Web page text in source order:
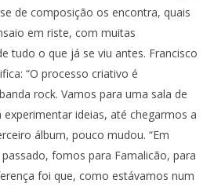
de composição os encontra, quais
em riste, com muitas
tudo o que já se viu antes. Francisco
“O processo criativo é
rock. Vamos para uma sala de
ideias, até chegarmos a
álbum, pouco mudou. “Em
fomos para Famalicão, para
foi que, como estávamos num